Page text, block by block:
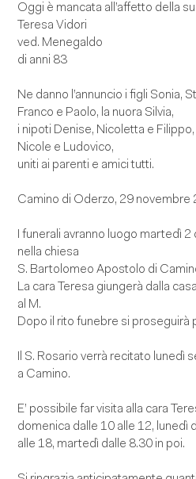
Oggi è mancata all’affetto della
Teresa Vidori
ved. Menegaldo
di anni 83
Ne danno l’annuncio i figli Sonia,
Franco e Paolo, la nuora Silvia,
i nipoti Denise, Nicoletta e
Nicole e Ludovico,
uniti ai parenti e amici tutti.
Camino di Oderzo, 29 novembre
I funerali avranno luogo martedì
nella chiesa
S. Bartolomeo Apostolo di
La cara Teresa giungerà dalla
al M.
Dopo il rito funebre si proseguirà
Il S. Rosario verrà recitato lunedì
a Camino.
E’ possibile far visita alla cara
domenica dalle 10 alle 12, lunedì
alle 18, martedì dalle 8.30 in poi.